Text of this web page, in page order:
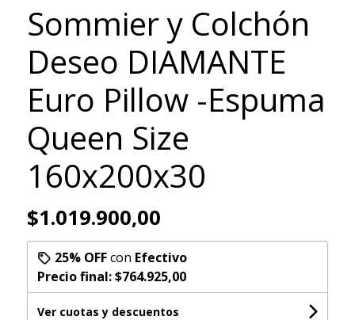
Sommier y Colchón
Deseo DIAMANTE
Euro Pillow -Espuma
Queen Size
160x200x30
$1.019.900,00
25% OFFcon Efectivo
Precio final:$764.925,00
Ver cuotas y descuentos